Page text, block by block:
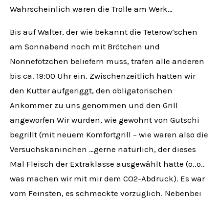
Wahrscheinlich waren die Trolle am Werk…
Bis auf Walter, der wie bekannt die Teterow‘schen
am Sonnabend noch mit Brötchen und
Nonnefötzchen beliefern muss, trafen alle anderen
bis ca. 19:00 Uhr ein. Zwischenzeitlich hatten wir
den Kutter aufgeriggt, den obligatorischen
Ankommer zu uns genommen und den Grill
angeworfen Wir wurden, wie gewohnt von Gutschi
begrillt (mit neuem Komfortgrill – wie waren also die
Versuchskaninchen …gerne natürlich, der dieses
Mal Fleisch der Extraklasse ausgewählt hatte (o..o..
was machen wir mit mir dem CO2-Abdruck). Es war
vom Feinsten, es schmeckte vorzüglich. Nebenbei